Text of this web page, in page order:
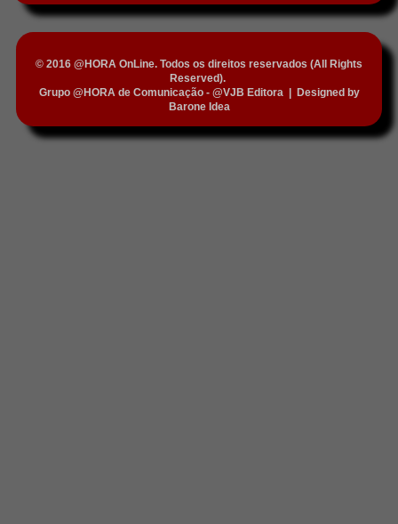
© 2016 @HORA OnLine. Todos os direitos reservados (All Rights
Reserved).
Grupo @HORA de Comunicação - @VJB Editora|
Designed by
Barone Idea